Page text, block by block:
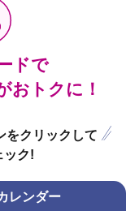
ドで
おトクに！
をクリックして
ック!
レンダー